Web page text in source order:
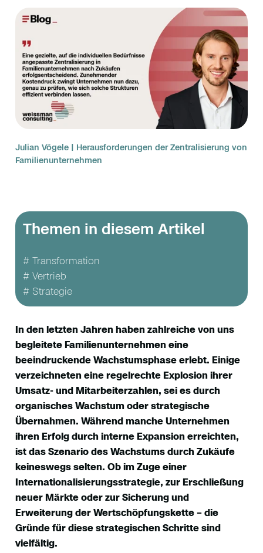
Julian Vögele | Herausforderungen der Zentralisierung von
Familienunternehmen
Themen in diesem Artikel
# Transformation
# Vertrieb
# Strategie
In den letzten Jahren haben zahlreiche von uns
begleitete Familienunternehmen eine
beeindruckende Wachstumsphase erlebt. Einige
verzeichneten eine regelrechte Explosion ihrer
Umsatz- und Mitarbeiterzahlen, sei es durch
organisches Wachstum oder strategische
Übernahmen. Während manche Unternehmen
ihren Erfolg durch interne Expansion erreichten,
ist das Szenario des Wachstums durch Zukäufe
keineswegs selten. Ob im Zuge einer
Internationalisierungsstrategie, zur Erschließung
neuer Märkte oder zur Sicherung und
Erweiterung der Wertschöpfungskette – die
Gründe für diese strategischen Schritte sind
vielfältig.